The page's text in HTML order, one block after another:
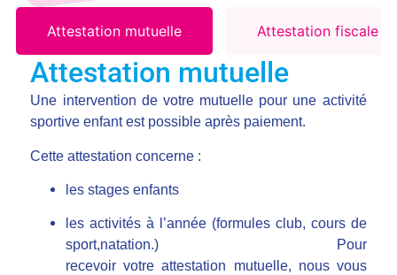
Attestation mutuelle Attestation fiscale
Attestation mutuelle
Une intervention de votre mutuelle pour une activité
sportive enfant est possible après paiement.
Cette attestation concerne :
les stages enfants
les activités à l’année (formules club, cours de
sport,natation.) Pour
recevoir votre attestation mutuelle, nous vous